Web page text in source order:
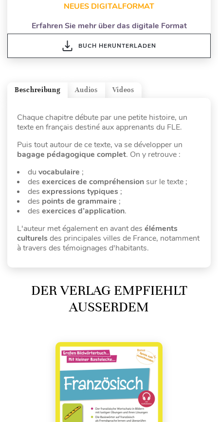
NEUES DIGITALFORMAT
Erfahren Sie mehr über das digitale Format
BUCH HERUNTERLADEN
Videos
Audios
Beschreibung
Chaque chapitre débute par une petite histoire, un
texte en français destiné aux apprenants du FLE.
Puis tout autour de ce texte, va se développer un
bagage pédagogique complet. On y retrouve :
du vocabulaire ;
des exercices de compréhensionsur le texte ;
des expressions typiques ;
des points de grammaire ;
des exercices d’application.
L'auteur met également en avant des éléments
culturels des principales villes de France, notamment
à travers des témoignages d'habitants.
DER VERLAG EMPFIEHLT
AUSSERDEM